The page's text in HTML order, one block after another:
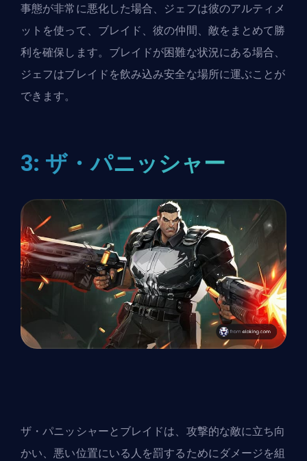
事態が非常に悪化した場合、ジェフは彼のアルティメ
ットを使って、ブレイド、彼の仲間、敵をまとめて勝
利を確保します。ブレイドが困難な状況にある場合、
ジェフはブレイドを飲み込み安全な場所に運ぶことが
できます。
3: ザ・パニッシャー
ザ・パニッシャーとブレイドは、攻撃的な敵に立ち向
かい、悪い位置にいる人を罰するためにダメージを組